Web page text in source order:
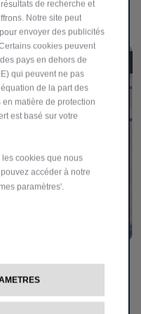
de
à ses systèmes
de recherche et
Notre site peut
envoyer des publicités
cookies peuvent
pays en dehors de
qui peuvent ne pas
de la part des
matière de protection
est basé sur votre
cookies que nous
accéder à notre
paramètres'.